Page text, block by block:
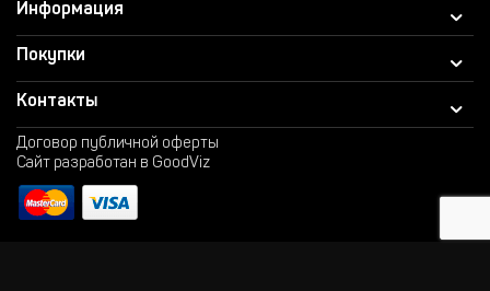
Информация
Покупки
Контакты
Договор публичной оферты
Сайт разработан в GoodViz